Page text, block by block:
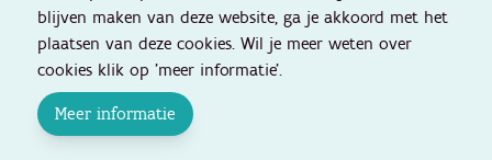
blijven maken van deze website, ga je akkoord met het
plaatsen van deze cookies. Wil je meer weten over
cookies klik op 'meer informatie'.
Meer informatie